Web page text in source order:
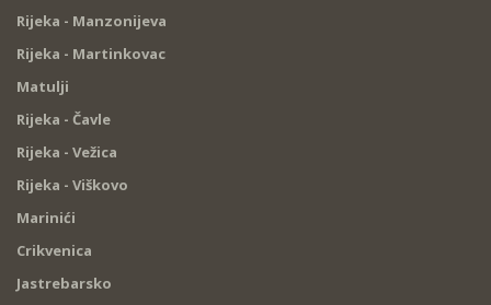
Rijeka - Manzonijeva
Rijeka - Martinkovac
Matulji
Rijeka - Čavle
Rijeka - Vežica
Rijeka - Viškovo
Marinići
Crikvenica
Jastrebarsko